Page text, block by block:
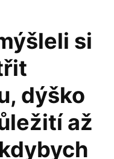
si
dýško
až